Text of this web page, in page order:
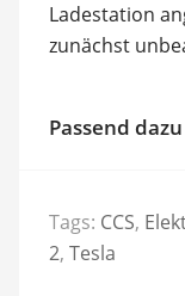
Ladestation
zunächst
Passend dazu
Tags: CCS,
2, Tesla